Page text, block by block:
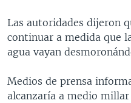
Las autoridades dijeron
continuar a medida que
agua vayan
Medios de prensa
alcanzaría a medio